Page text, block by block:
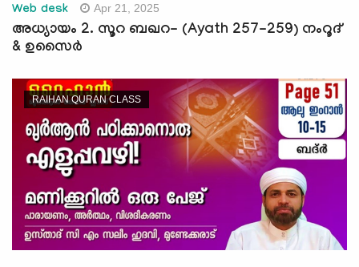
Web desk Apr 21, 2025
അധ്യായം 2. സൂറ ബഖറ- (Ayath 257-259) നംറൂദ്
& ഉസൈർ
RAIHAN QURAN CLASS